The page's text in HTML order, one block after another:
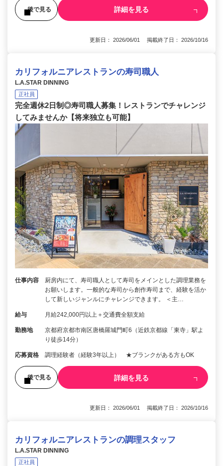
後で見る 詳細を見る
更新日： 2026/06/01 掲載終了日： 2026/10/16
カリフォルニアレストランの寿司職人
L.A.STAR DINNING
正社員
完全週休2日制◎寿司職人募集！レストランでチャレンジ
してみませんか【将来独立も可能】
仕事内容
厨房内にて、寿司職人として寿司をメインとした調理業務を
お願いします。一般的な寿司から創作寿司まで、経験を活か
して新しいジャンルにチャレンジできます。 ＜主…
給与 月給242,000円以上＋交通費全額支給
勤務地
京都府京都市南区唐橋羅城門町6（近鉄京都線「東寺」駅よ
り徒歩14分）
応募資格 調理経験者（経験3年以上） ★ブランクがある方もOK
後で見る 詳細を見る
更新日： 2026/06/01 掲載終了日： 2026/10/16
カリフォルニアレストランの調理スタッフ
L.A.STAR DINNING
正社員